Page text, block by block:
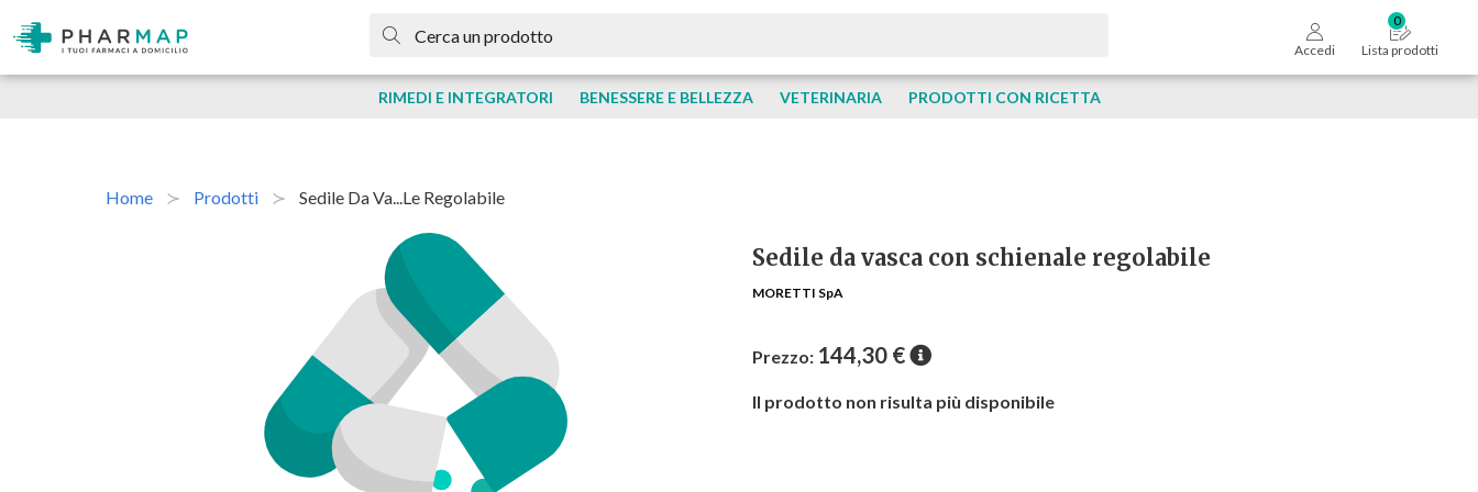
Accedi Lista prodotti
RIMEDI E INTEGRATORI BENESSERE E BELLEZZA VETERINARIA PRODOTTI CON RICETTA
Home Prodotti Sedile Da Va...le Regolabile
Sedile da vasca con schienale regolabile
MORETTI SpA
Prezzo: 144,30 €
Il prodotto non risulta più disponibile